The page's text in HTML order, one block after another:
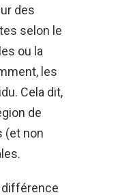
des
selon le
ou la
les
Cela dit,
de
(et non
différence